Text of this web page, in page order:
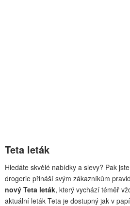
Teta leták
Hledáte skvělé nabídky a slevy? Pak
drogerie přináší svým zákazníkům
nový Teta leták, který vychází téměř
aktuální leták Teta je dostupný jak v